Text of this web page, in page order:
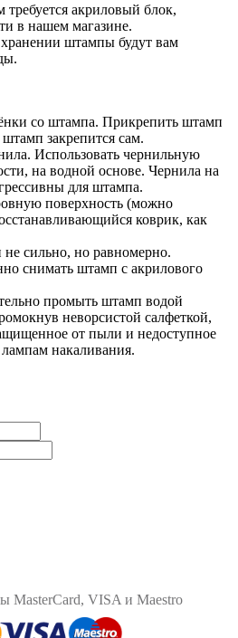
акриловый блок,
в нашем магазине.
штампы будут вам
со штампа. Прикрепить штамп
закрепится сам.
Использовать чернильную
на водной основе. Чернила на
для штампа.
поверхность (можно
коврик, как
сильно, но равномерно.
снимать штамп с акрилового
промыть штамп водой
неворсистой салфеткой,
от пыли и недоступное
накаливания.
MasterCard, VISA и Maestro